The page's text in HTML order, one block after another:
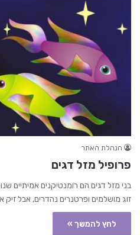
הנהלת האתר
פרופיל מזל דגים
בני מזל דגים הם רומנטיקנים אמיתיים
זוג מושלמים ופרטנרים נהדרים, אבל זיק
לחץ להמשך »